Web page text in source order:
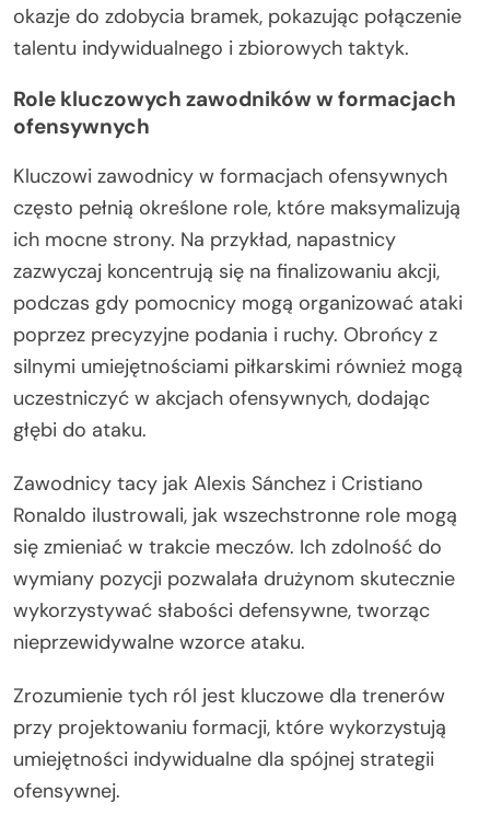
okazje do zdobycia bramek, pokazując połączenie
talentu indywidualnego i zbiorowych taktyk.
Role kluczowych zawodników w formacjach
ofensywnych
Kluczowi zawodnicy w formacjach ofensywnych
często pełnią określone role, które maksymalizują
ich mocne strony. Na przykład, napastnicy
zazwyczaj koncentrują się na finalizowaniu akcji,
podczas gdy pomocnicy mogą organizować ataki
poprzez precyzyjne podania i ruchy. Obrońcy z
silnymi umiejętnościami piłkarskimi również mogą
uczestniczyć w akcjach ofensywnych, dodając
głębi do ataku.
Zawodnicy tacy jak Alexis Sánchez i Cristiano
Ronaldo ilustrowali, jak wszechstronne role mogą
się zmieniać w trakcie meczów. Ich zdolność do
wymiany pozycji pozwalała drużynom skutecznie
wykorzystywać słabości defensywne, tworząc
nieprzewidywalne wzorce ataku.
Zrozumienie tych ról jest kluczowe dla trenerów
przy projektowaniu formacji, które wykorzystują
umiejętności indywidualne dla spójnej strategii
ofensywnej.